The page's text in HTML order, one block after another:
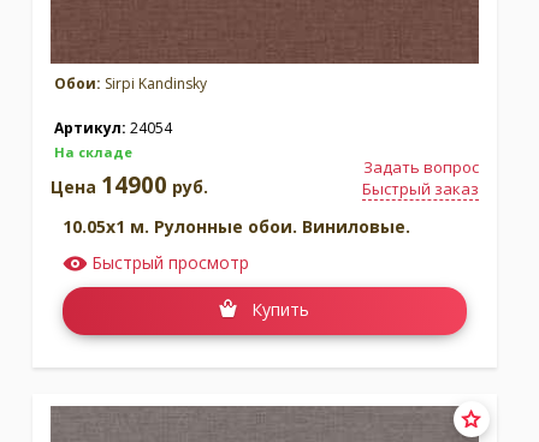
Обои: Sirpi Kandinsky
Артикул: 24054
На складе
Задать вопрос
Быстрый заказ
Цена 14900 руб.
10.05x1 м. Рулонные обои. Виниловые.
Быстрый просмотр
Купить